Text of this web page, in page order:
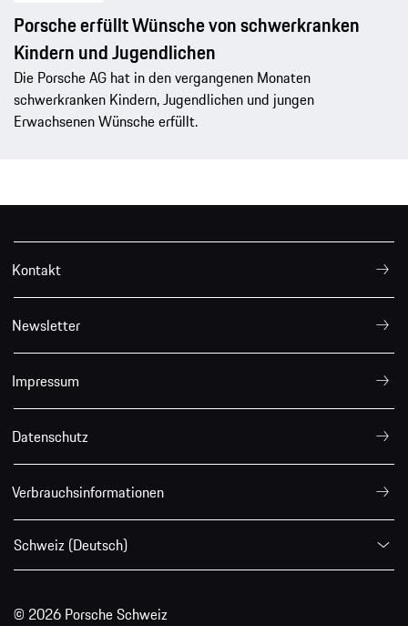
Porsche erfüllt Wünsche von schwerkranken
Kindern und Jugendlichen
Die Porsche AG hat in den vergangenen Monaten
schwerkranken Kindern, Jugendlichen und jungen
Erwachsenen Wünsche erfüllt.
Kontakt
Newsletter
Impressum
Datenschutz
Verbrauchsinformationen
Schweiz (Deutsch)
© 2026 Porsche Schweiz